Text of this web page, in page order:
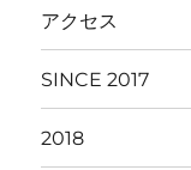
アクセス
SINCE 2017
2018